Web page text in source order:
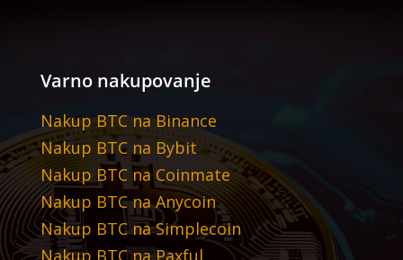
Varno nakupovanje
Nakup BTC na Binance
Nakup BTC na Bybit
Nakup BTC na Coinmate
Nakup BTC na Anycoin
Nakup BTC na Simplecoin